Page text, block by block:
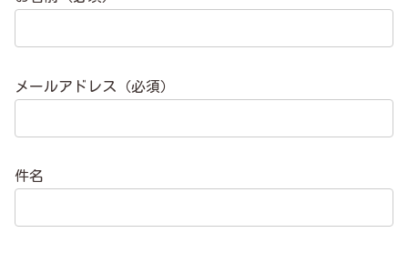
メールアドレス（必須）
件名